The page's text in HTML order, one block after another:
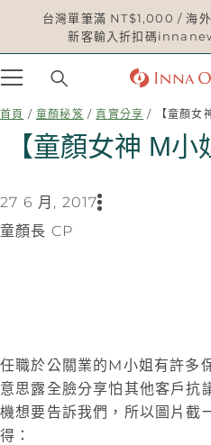
台灣單筆滿 NT$1,000 / 海
新客輸入折扣碼
首頁 /童顏秘笈 /真實分享 / 【童顏女
【童顏女神 M
27 6 月, 2017
童顏長 CP
任職於公關業的M小姐有許多
意思露全臉分享怕其他客戶抗
機想要告訴我們，所以圖片截
得：